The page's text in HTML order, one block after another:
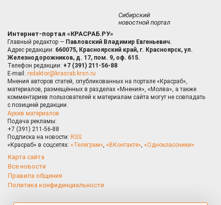
Сибирский
новостной портал
Интернет-портал «КРАСРАБ.РУ»
Главный редактор — Павловский Владимир Евгеньевич.
Адрес редакции: 660075, Красноярский край, г. Красноярск, ул.
Железнодорожников, д. 17, пом. 9, оф. 615.
Телефон редакции: +7 (391) 211-56-88
E-mail: redaktor@krasrab.krsn.ru
Мнения авторов статей, опубликованных на портале «Красраб»,
материалов, размещённых в разделах «Мнения», «Молва», а также
комментариев пользователей к материалам сайта могут не совпадать
с позицией редакции.
Архив материалов
Подача рекламы:
+7 (391) 211-56-88
Подписка на новости: RSS
«Красраб» в соцсетях: «Телеграм», «ВКонтакте», «Одноклассники»
Карта сайта
Все новости
Правила общения
Политика конфиденциальности